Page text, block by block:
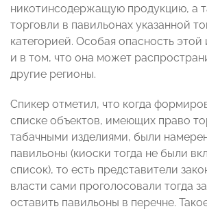
никотинсодержащую продукцию, а
торговли в павильонах указанной
категорией. Особая опасность
и в том, что она может
другие регионы.
Спикер отметил, что когда
списке объектов, имеющих право
табачными изделиями, были
павильоны (киоски тогда не были
список), то есть представители
власти сами проголосовали тогда
оставить павильоны в перечне.